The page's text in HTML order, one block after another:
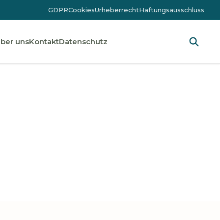
GDPRCookiesUrheberrechtHaftungsausschluss
unsKontaktDatenschutz